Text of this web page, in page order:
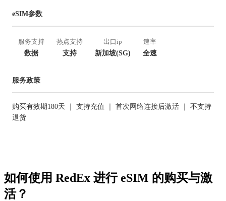
eSIM参数
服务支持
数据
热点支持
支持
出口ip
新加坡(SG)
速率
全速
服务政策
购买有效期180天 ｜ 支持充值 ｜ 首次网络连接后激活 ｜ 不支持
退货
如何使用 RedEx 进行 eSIM 的购买与激
活？